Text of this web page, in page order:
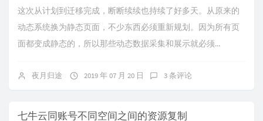
这次从计划到迁移完成，断断续续也持续了好多天。从原来的
动态系统换为静态页面，不少东西必须重新规划。因为所有页
面都变成静态的，所以那些动态数据采集和展示就必须...
夜月归途 2019 年 07 月 20 日 3 条评论
七牛云同账号不同空间之间的资源复制